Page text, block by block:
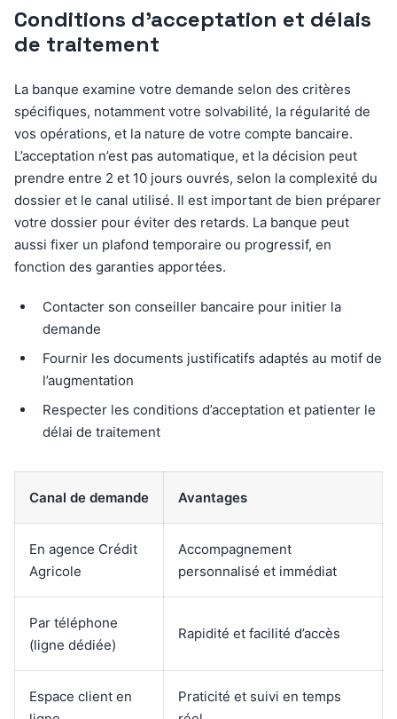
Conditions d’acceptation et délais
de traitement
La banque examine votre demande selon des critères
spécifiques, notamment votre solvabilité, la régularité de
vos opérations, et la nature de votre compte bancaire.
L’acceptation n’est pas automatique, et la décision peut
prendre entre 2 et 10 jours ouvrés, selon la complexité du
dossier et le canal utilisé. Il est important de bien préparer
votre dossier pour éviter des retards. La banque peut
aussi fixer un plafond temporaire ou progressif, en
fonction des garanties apportées.
Contacter son conseiller bancaire pour initier la
demande
Fournir les documents justificatifs adaptés au motif de
l’augmentation
Respecter les conditions d’acceptation et patienter le
délai de traitement
Canal de demande Avantages
En agence Crédit
Agricole
Accompagnement
personnalisé et immédiat
Par téléphone
(ligne dédiée)
Rapidité et facilité d’accès
Espace client en
Praticité et suivi en temps